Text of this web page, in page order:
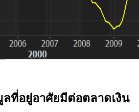
ที่อยู่อาศัยมีต่อตลาดเงิน